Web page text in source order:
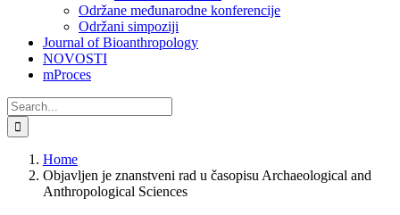
Održane međunarodne konferencije
Održani simpoziji
Journal of Bioanthropology
NOVOSTI
mProces
Search
for:
Home
Objavljen je znanstveni rad u časopisu Archaeological and
Anthropological Sciences